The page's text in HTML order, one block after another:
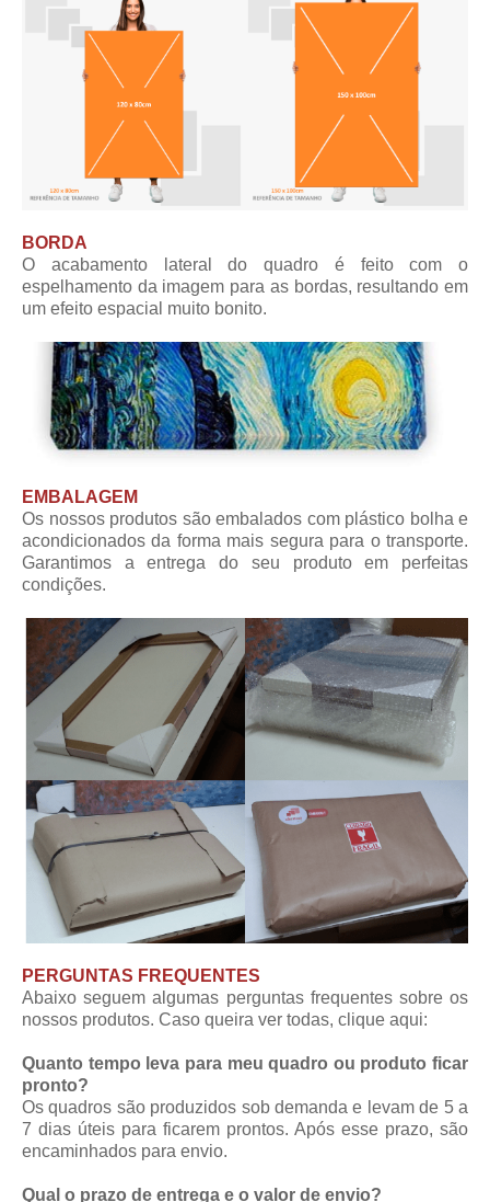
BORDA
O acabamento lateral do quadro é feito com o
espelhamento da imagem para as bordas, resultando em
um efeito espacial muito bonito.
EMBALAGEM
Os nossos produtos são embalados com plástico bolha e
acondicionados da forma mais segura para o transporte.
Garantimos a entrega do seu produto em perfeitas
condições.
PERGUNTAS FREQUENTES
Abaixo seguem algumas perguntas frequentes sobre os
nossos produtos. Caso queira ver todas, clique aqui:
Quanto tempo leva para meu quadro ou produto ficar
pronto?
Os quadros são produzidos sob demanda e levam de 5 a
7 dias úteis para ficarem prontos. Após esse prazo, são
encaminhados para envio.
Qual o prazo de entrega e o valor de envio?